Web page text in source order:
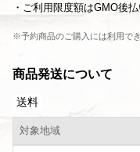
・ご利用限度額はGMO後
※予約商品のご購入には利用でき
商品発送について
送料
対象地域